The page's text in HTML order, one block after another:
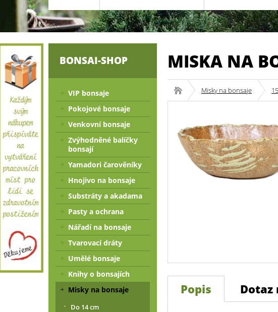
MISKA NA
Misky na bonsaje
Popis Dotaz
BONSAI-SHOP
VIP bonsaje
Pokojové bonsaje
Venkovní bonsaje
Zvýhodněné balíčky
bonsají
Yamadori čarověníky
Hnojivo na bonsaje
Substráty a akadama
Pasty a ochrana
Nářadí na bonsaje
Tvarovací dráty
Umělé bonsaje
Knihy o bonsajích
Misky na bonsaje
Do 14 cm